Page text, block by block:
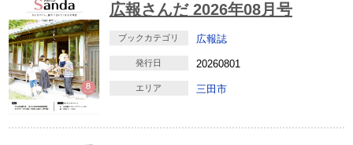
広報さんだ 2026年08月号
ブックカテゴリ 広報誌
発行日 20260801
エリア 三田市